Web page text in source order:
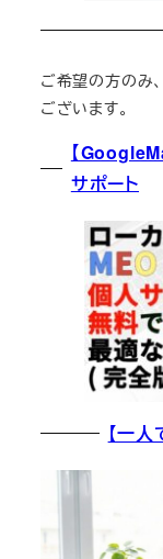
ご希望の方のみ
ございます。
【
サポート
【一